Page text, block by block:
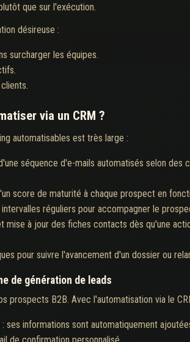
que sur l'exécution.
désireuse :
surcharger les équipes.
via un CRM ?
automatisables est très large :
séquence d'e-mails automatisés selon
score de maturité à chaque prospect en
réguliers pour accompagner le
mise à jour des fiches contacts dès qu'une
pour suivre l'avancement d'un dossier ou
de génération de leads
prospects B2B. Avec l'automatisation via le
informations sont automatiquement
de confirmation personnalisé.